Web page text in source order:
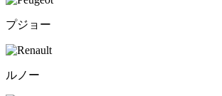
プジョー
ルノー